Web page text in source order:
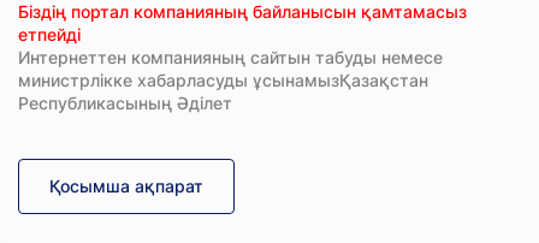
Біздің портал компанияның байланысын қамтамасыз
етпейді
Интернеттен компанияның сайтын табуды немесе
министрлікке хабарласуды ұсынамызҚазақстан
Республикасының Әділет
Қосымша ақпарат